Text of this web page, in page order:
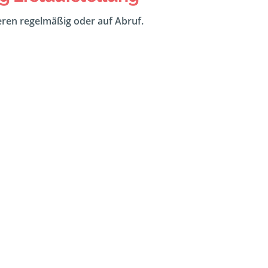
regelmäßig oder auf Abruf.